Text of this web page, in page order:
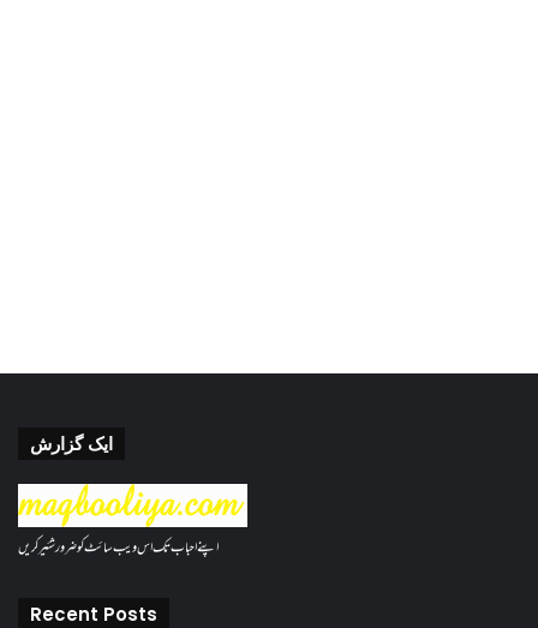
ایک گزارش
اپنے احباب تک اس ویب سائٹ کو ضرور شئیر کریں
Recent Posts